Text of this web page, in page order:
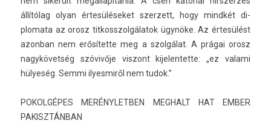
állítólag olyan értesüléseket szer­zett, hogy mindkét di­
plomata az orosz tit­kosszol­gálatok ügynöke. Az értesülést
azon­ban nem erősítette meg a szolgálat. A prágai orosz
nagykövetség szóvivője vis­zont kijelen­tette: „ez valami
hülyeség. Semmi il­yes­miről nem tudok.”
POKOL­GÉPES MERÉNYLETB­EN MEG­HALT HAT EMBER
PAKISZTÁN­BAN